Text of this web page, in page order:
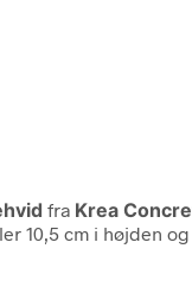
fra Krea
10,5 cm i højden